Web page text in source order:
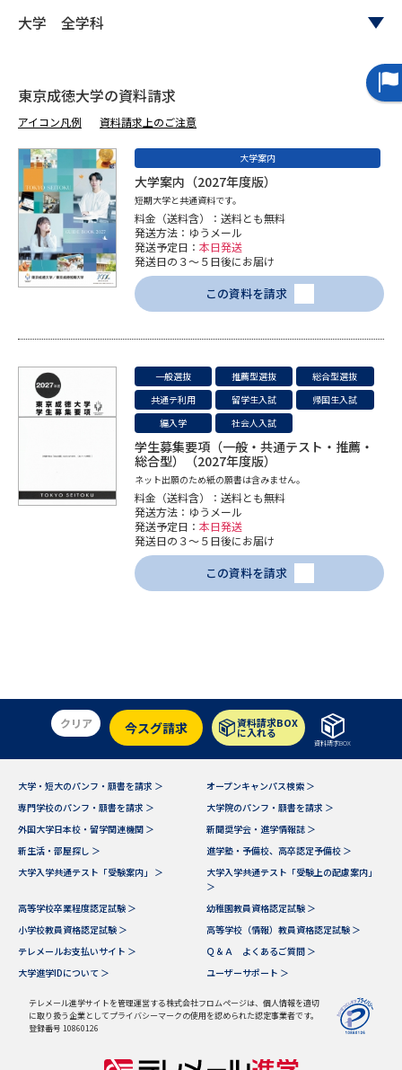
オープンキャンパスなどを調べる
来場型・Web型イベント特集 夢ナビライブ
受験準備 資料検索
志望校・出願校を調べる
併願校選び 受験スケジュールを立てよう
先輩が入学を決めた理由 テレメール全国一斉進学調査
学問発見 学問検索
学問の教科書 夢ナビライブ
お支払いについて
受付内容・発送状況の確認
テレメール
お支払いサイト
特定商取引表記
テレメール進学カタログ
訂正のご案内
大学 全学科
東京成徳大学の資料請求
アイコン凡例 資料請求上のご注意
大学案内
大学案内（2027年度版）
短期大学と共通資料です。
料金（送料含）：送料とも無料
発送方法：ゆうメール
発送予定日： 本日発送
発送日の３～５日後にお届け
この資料を請求
一般選抜 推薦型選抜
総合型選抜
共通テ利用
留学生入試
帰国生入試
編入学
社会人入試
学生募集要項（一般・共通テスト・推薦・
総合型）（2027年度版）
ネット出願のため紙の願書は含みません。
料金（送料含）：送料とも無料
発送方法：ゆうメール
発送予定日： 本日発送
発送日の３～５日後にお届け
この資料を請求
クリア 今スグ請求 資料請求BOX
に入れる
資料請求BOX
大学・短大のパンフ・願書を請求 ＞
オープンキャンパス検索 ＞
専門学校のパンフ・願書を請求 ＞
大学院のパンフ・願書を請求 ＞
外国大学日本校・留学関連機関 ＞
新聞奨学会・進学情報誌 ＞
新生活・部屋探し ＞
進学塾・予備校、高卒認定予備校 ＞
大学入学共通テスト「受験案内」 ＞
大学入学共通テスト「受験上の配慮案内」
＞
高等学校卒業程度認定試験 ＞
幼稚園教員資格認定試験 ＞
小学校教員資格認定試験 ＞
高等学校（情報）教員資格認定試験 ＞
テレメールお支払いサイト ＞
Ｑ＆Ａ よくあるご質問 ＞
大学進学IDについて ＞
ユーザーサポート ＞
テレメール進学サイトを管理運営する株式会社フロムページは、個人情報を適切
に取り扱う企業としてプライバシーマークの使用を認められた認定事業者です。
登録番号 10860126